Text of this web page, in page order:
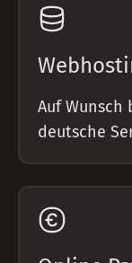
Auf Wunsch
deutsche